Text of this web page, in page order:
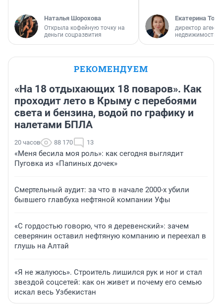
Наталья Шорохова
Открыла кофейную точку на
деньги соцразвития
Екатерина
директор
недвижимости
РЕКОМЕНДУЕМ
«На 18 отдыхающих 18 поваров». Как
проходит лето в Крыму с перебоями
света и бензина, водой по графику и
налетами БПЛА
20 часов 88 170 13
«Меня бесила моя роль»: как сегодня выглядит
Пуговка из «Папиных дочек»
Смертельный аудит: за что в начале 2000-х убили
бывшего главбуха нефтяной компании Уфы
«С гордостью говорю, что я деревенский»: зачем
северянин оставил нефтяную компанию и переехал в
глушь на Алтай
«Я не жалуюсь». Строитель лишился рук и ног и стал
звездой соцсетей: как он живет и почему его семью
искал весь Узбекистан